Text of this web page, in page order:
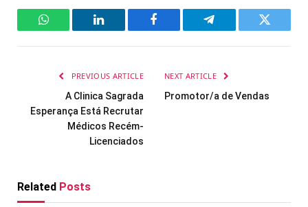
WhatsAppLinkedIn Facebook Telegram Twitter
PREVIOUS ARTICLE
A Clinica Sagrada
Esperança Está Recrutar
Médicos Recém-
Licenciados
NEXT ARTICLE
Promotor/a de Vendas
Related Posts